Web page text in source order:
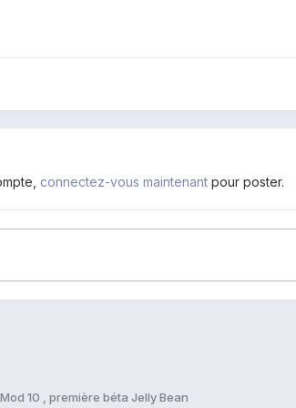
connectez-vous maintenant pour poster.
10 , première béta Jelly Bean